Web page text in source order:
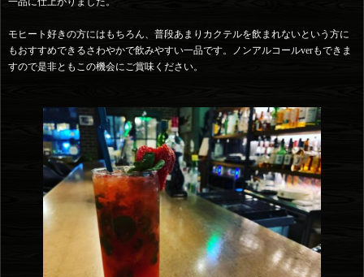
モヒート好きの方にはもちろん、普段あまりカクテルを飲まれないという方に
もおすすめできるさわやかで飲みやすい一品です。ノンアルコールverもできま
すので是非ともこの機会にご賞味ください。